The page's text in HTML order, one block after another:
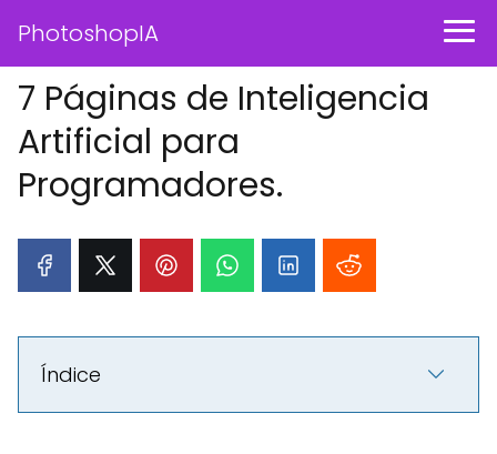
PhotoshopIA
7 Páginas de Inteligencia
Artificial para
Programadores.
Índice